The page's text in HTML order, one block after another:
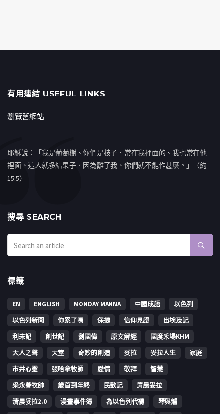
有用連結 USEFUL LINKS
瀏覽舊網站
耶穌說：「我是葡萄樹、你們是枝子．常在我裡面的、我也常在他
裡面、這人就多結果子．因為離了我、你們就不能作甚麼。」（約
15:5）
搜㝷 SEARCH
標籤
EN ENGLISH MONDAY MANNA 中國成語
以色列
以色列新聞
你累了嗎 保捷 信仰見證
出埃及記
利未記
創世記 劉國偉 原文解經
國度禾場KHM
天人之聲
天堂 奇妙的創造 妥拉 妥拉人生
家庭
市井心靈
張哈拿牧師 愛情 敬拜
智慧
梁永善牧師
歳首到年終 民數記
清晨妥拉
清晨妥拉2.0
漫畫事件簿 為以色列代禱
琴與爐